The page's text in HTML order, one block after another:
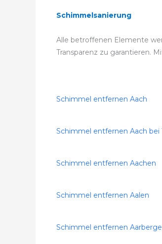
Schimmelsanierung
Alle betroffenen Elemente
Transparenz zu garantieren.
Schimmel entfernen Aach
Schimmel entfernen Aach bei
Schimmel entfernen Aachen
Schimmel entfernen Aalen
Schimmel entfernen